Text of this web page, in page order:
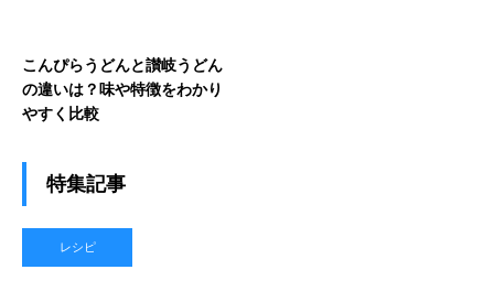
こんぴらうどんと讃岐うどん
の違いは？味や特徴をわかり
やすく比較
特集記事
レシピ